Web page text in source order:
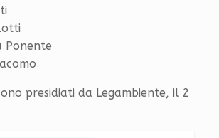
Ponente
presidiati da Legambiente, il 2